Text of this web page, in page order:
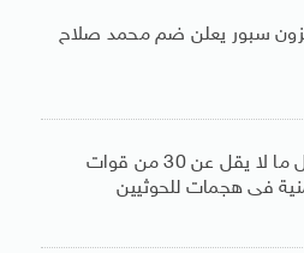
سبور يعلن ضم محمد صلاح
مصادر: مقتل ما لا يقل عن 30 من قوات
فى هجمات للحوثيين